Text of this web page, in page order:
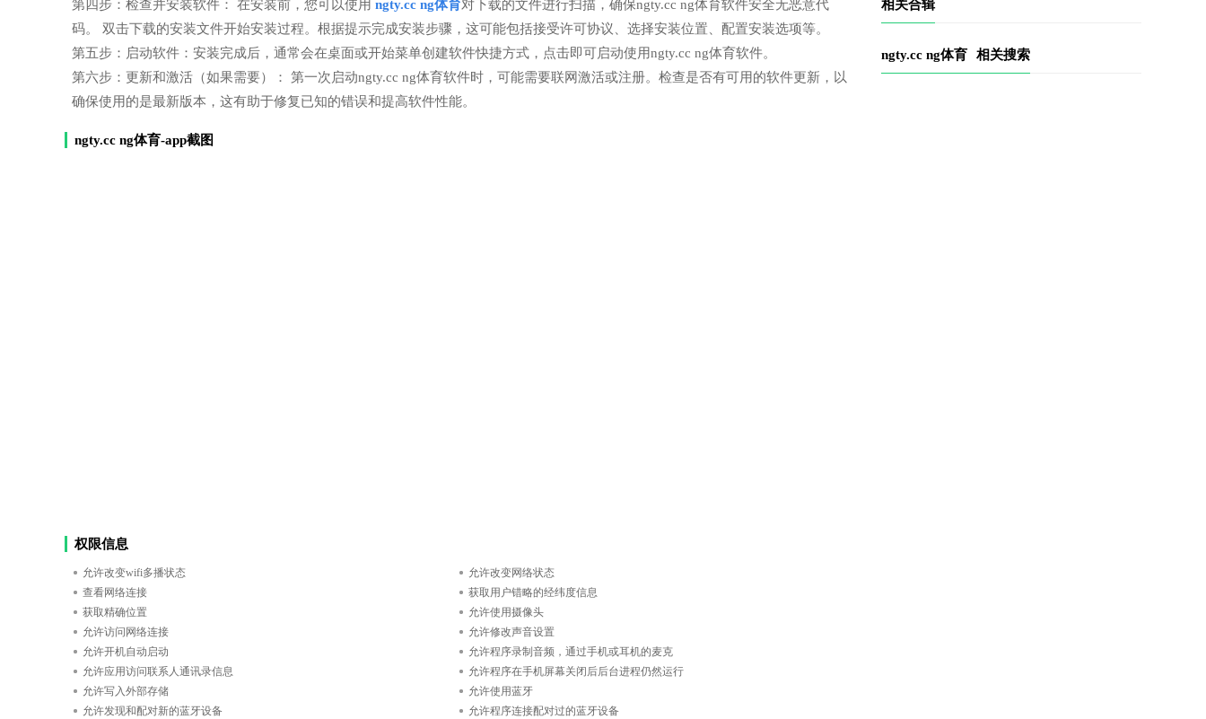
第四步：检查并安装软件： 在安装前，您可以使用 ngty.cc ng体育对下载的文件进行扫描，确保ngty.cc ng体育软件安全无恶意代
码。 双击下载的安装文件开始安装过程。根据提示完成安装步骤，这可能包括接受许可协议、选择安装位置、配置安装选项等。
第五步：启动软件：安装完成后，通常会在桌面或开始菜单创建软件快捷方式，点击即可启动使用ngty.cc ng体育软件。
第六步：更新和激活（如果需要）： 第一次启动ngty.cc ng体育软件时，可能需要联网激活或注册。检查是否有可用的软件更新，以
确保使用的是最新版本，这有助于修复已知的错误和提高软件性能。
ngty.cc ng体育-app截图
权限信息
允许改变wifi多播状态
允许改变网络状态
查看网络连接
获取用户错略的经纬度信息
获取精确位置
允许使用摄像头
允许访问网络连接
允许修改声音设置
允许开机自动启动
允许程序录制音频，通过手机或耳机的麦克
允许应用访问联系人通讯录信息
允许程序在手机屏幕关闭后后台进程仍然运行
允许写入外部存储
允许使用蓝牙
允许发现和配对新的蓝牙设备
允许程序连接配对过的蓝牙设备
相关合辑
ngty.cc ng体育 相关搜索